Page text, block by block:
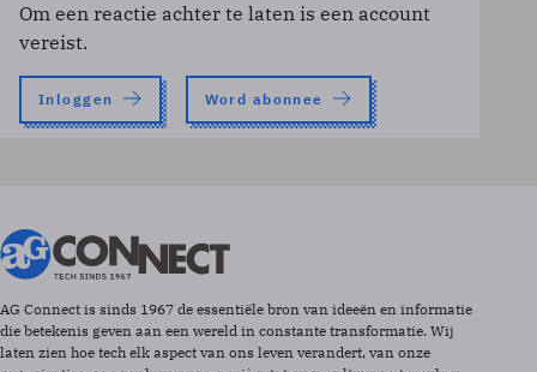
Om een reactie achter te laten is een account
vereist.
Inloggen Word abonnee
AG Connect is sinds 1967 de essentiële bron van ideeën en informatie
die betekenis geven aan een wereld in constante transformatie. Wij
laten zien hoe tech elk aspect van ons leven verandert, van onze